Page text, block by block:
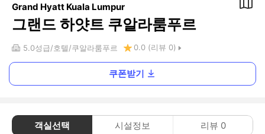
Grand Hyatt Kuala Lumpur
그랜드 하얏트 쿠알라룸푸르
5.0성급 호텔 쿠알라룸푸르 0.0 (리뷰 0)
쿠폰받기
객실선택 시설정보 리뷰 0